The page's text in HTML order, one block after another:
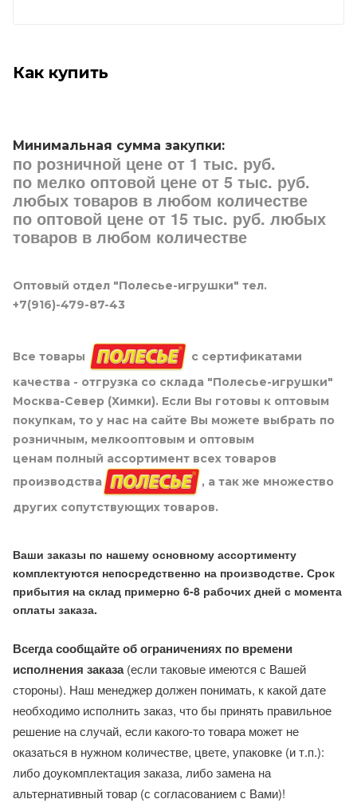
Как купить
Минимальная сумма закупки:
по розничной цене от 1 тыс. руб.
по мелко оптовой цене от 5 тыс. руб.
любых товаров в любом количестве
по оптовой цене от 15 тыс. руб. любых
товаров в любом количестве
Оптовый отдел "Полесье-игрушки" тел.
+7(916)-479-87-43
Все товары
с сертификатами
качества - отгрузка со склада "Полесье-игрушки"
Москва-Север (Химки). Если Вы готовы к оптовым
покупкам, то у нас на сайте Вы можете выбрать по
розничным, мелкооптовым и оптовым
ценам полный ассортимент всех товаров
производства
, а так же множество
других сопутствующих товаров.
Ваши заказы по нашему основному ассортименту
комплектуются непосредственно на производстве. Срок
прибытия на склад примерно 6-8 рабочих дней с момента
оплаты заказа.
Всегда сообщайте об ограничениях по времени
исполнения заказа(если таковые имеются с Вашей
стороны). Наш менеджер должен понимать, к какой дате
необходимо исполнить заказ, что бы принять правильное
решение на случай, если какого-то товара может не
оказаться в нужном количестве, цвете, упаковке (и т.п.):
либо доукомплектация заказа, либо замена на
альтернативный товар (с согласованием с Вами)!